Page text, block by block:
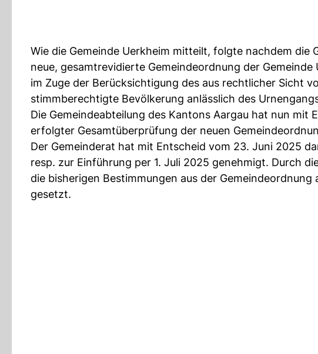
Wie die Gemeinde Uerkheim mitteilt, folgte nachdem
neue, gesamtrevidierte Gemeindeordnung der
im Zuge der Berücksichtigung des aus rechtlicher Sicht
stimmberechtigte Bevölkerung anlässlich des
Die Gemeindeabteilung des Kantons Aargau hat nun mit
erfolgter Gesamtüberprüfung der neuen
Der Gemeinderat hat mit Entscheid vom 23. Juni 2025
resp. zur Einführung per 1. Juli 2025 genehmigt. Durch
die bisherigen Bestimmungen aus der
gesetzt.